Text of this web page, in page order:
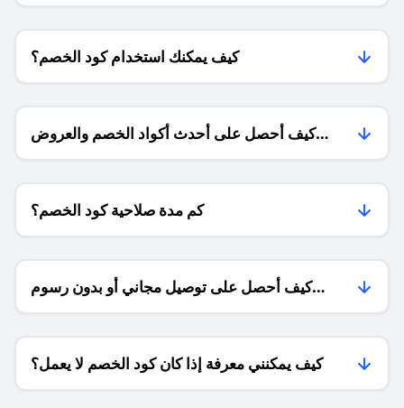
كيف يمكنك استخدام كود الخصم؟
كيف أحصل على أحدث أكواد الخصم والعروض
للمتاجر؟
كم مدة صلاحية كود الخصم؟
كيف أحصل على توصيل مجاني أو بدون رسوم
الشحن ؟
كيف يمكنني معرفة إذا كان كود الخصم لا يعمل؟